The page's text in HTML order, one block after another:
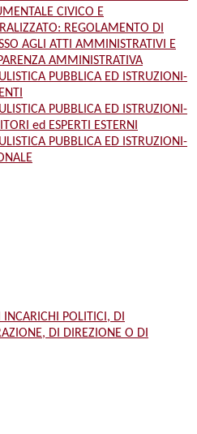
CIVICO E
REGOLAMENTO DI
AGLI ATTI AMMINISTRATIVI E
AMMINISTRATIVA
PUBBLICA ED ISTRUZIONI-
PUBBLICA ED ISTRUZIONI-
ed ESPERTI ESTERNI
PUBBLICA ED ISTRUZIONI-
INCARICHI POLITICI, DI
DI DIREZIONE O DI